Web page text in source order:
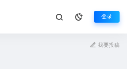
登录
我要投稿